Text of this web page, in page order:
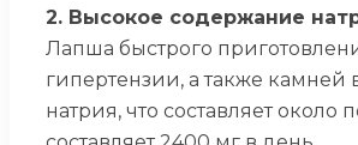
2. Высокое содержание
Лапша быстрого
гипертензии, а также
натрия, что составляет